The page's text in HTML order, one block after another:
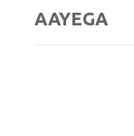
AAYEGA